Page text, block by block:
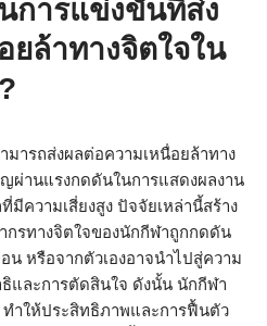
การแข่งขันที่ส่ง
ยล้าทางจิตใจใน
ารถส่งผลต่อความเหนื่อยล้าทาง
ผ่านแรงกดดันในการแสดงผลงาน
มีความเสี่ยงสูง ปัจจัยเหล่านี้สร้าง
กรทางจิตใจของนักกีฬาถูกกดดัน
น หรือจากตัวเองอาจนำไปสู่ความ
และการตัดสินใจ ดังนั้น นักกีฬา
ำให้ประสิทธิภาพและการฟื้นตัว